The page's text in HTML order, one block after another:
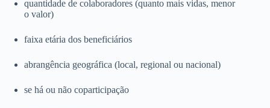
quantidade de colaboradores (quanto mais vidas, menor
o valor)
faixa etária dos beneficiários
abrangência geográfica (local, regional ou nacional)
se há ou não coparticipação